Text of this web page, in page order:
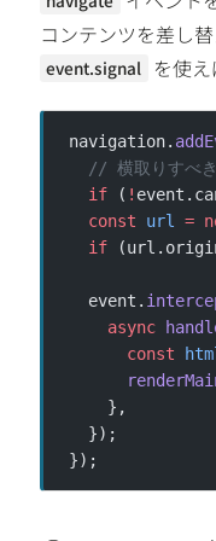
コンテンツを差し
event.signal を使
navigation.
// 横取りすべ
  if
( !
  const
url =
  if
  event.
    async
      const
    },
  });
});